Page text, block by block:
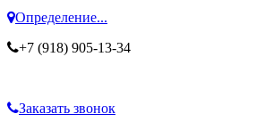
Определение...
+7 (918) 905-13-34
Заказать звонок